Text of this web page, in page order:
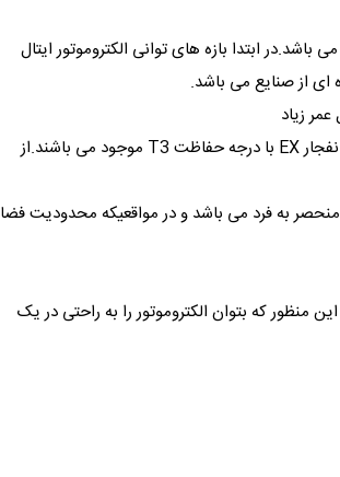
ابتدا بازه های توانی الکتروموتور ایتال
زیاد
* الکتروموتورهای ایتال موتورز در تیپها و دورهای مختلف از قبیل ؛ کلاچ دار، رله، شافت بلند، ترمزدار، هالوشافت، تخت(Flat) و ضد انفجار EX با درجه حفاظت T3 موجود می باشند.از
مختلف موجود است .این ویژگی بسیار منحصر به فرد می باشد و در مواقعیکه محدودیت فضا
که بتوان الکتروموتور را به راحتی در یک